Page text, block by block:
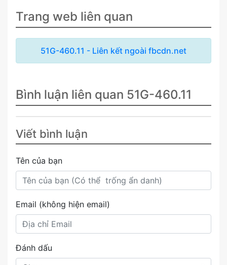
Trang web liên quan
51G-460.11 - Liên kết ngoài fbcdn.net
Bình luận liên quan 51G-460.11
Viết bình luận
Tên của bạn
Email (không hiện email)
Đánh dấu